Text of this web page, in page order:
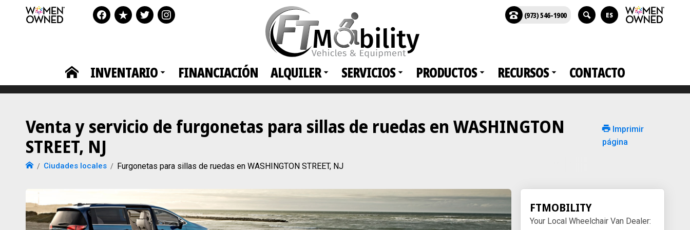
INVENTARIO FINANCIACIÓN ALQUILER SERVICIOS PRODUCTOS RECURSOS CONTACTO
(973) 546-1900 ES
Venta y servicio de furgonetas para sillas de ruedas en WASHINGTON
STREET, NJ
Ciudades locales Furgonetas para sillas de ruedas en WASHINGTON STREET, NJ
Imprimir
página
FTMOBILITY
Your Local Wheelchair Van Dealer: